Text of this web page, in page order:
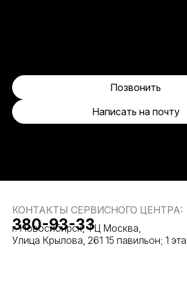
Написать на почту
Позвонить
КОНТАКТЫ СЕРВИСНОГО ЦЕНТРА:
г. Новосибирск, ТЦ Москва,
Улица Крылова, 261 15 павильон; 1
380-93-33